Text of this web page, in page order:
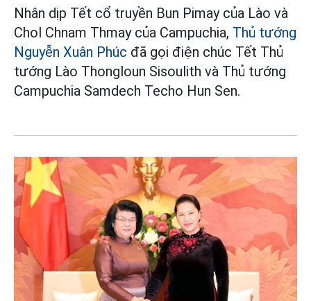
Nhân dịp Tết cổ truyền Bun Pimay của Lào và
Chol Chnam Thmay của Campuchia, Thủ tướng
Nguyễn Xuân Phúc đã gọi điện chúc Tết Thủ
tướng Lào Thongloun Sisoulith và Thủ tướng
Campuchia Samdech Techo Hun Sen.